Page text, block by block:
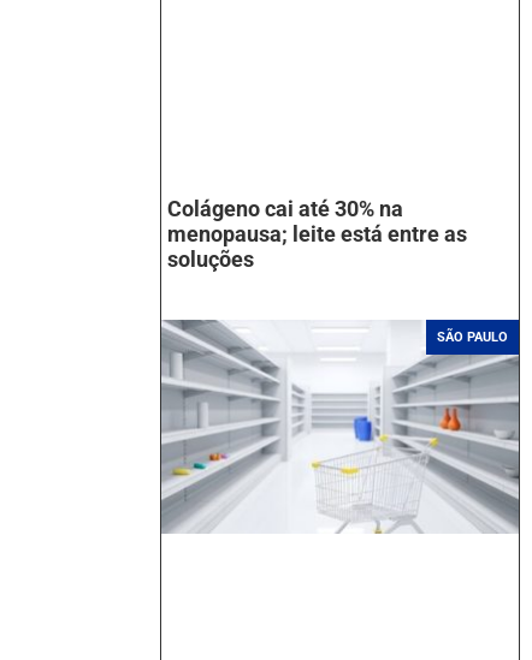
Colágeno cai até 30% na
menopausa; leite está entre as
soluções
SÃO PAULO